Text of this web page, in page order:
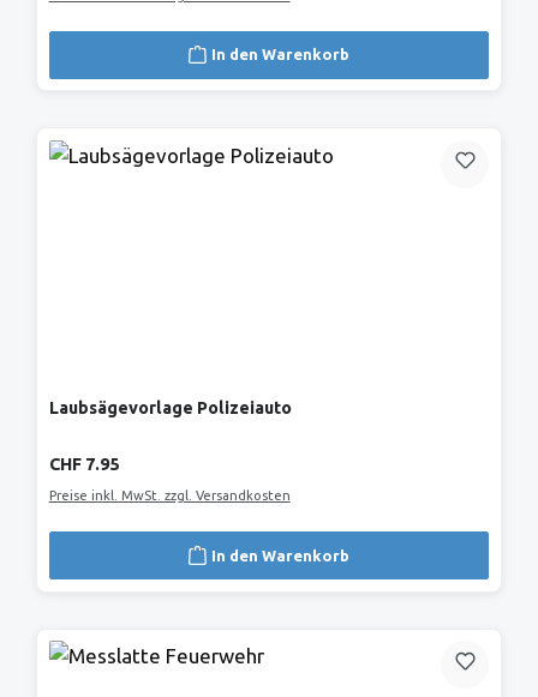
In den Warenkorb
Laubsägevorlage Polizeiauto
Regulärer Preis:
CHF 7.95
Preise inkl. MwSt. zzgl. Versandkosten
In den Warenkorb